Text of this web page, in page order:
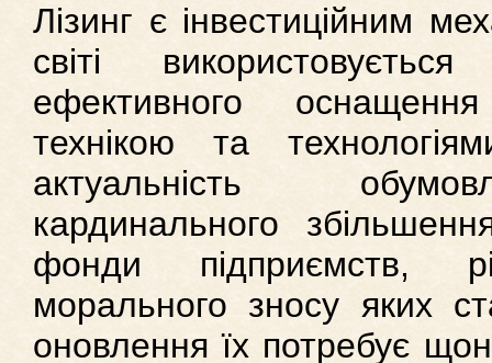
Лізинг є інвестиційним
світі
ефективного
технікою та
актуальність
кардинального
фонди підприємств,
морального зносу яких
оновлення їх потребує